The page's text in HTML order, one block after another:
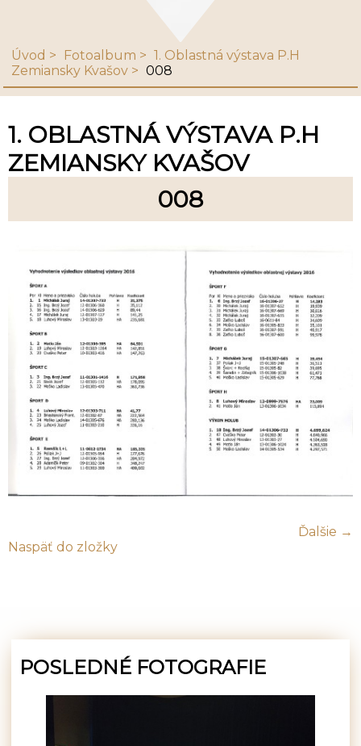
Úvod Fotoalbum
1. Oblastná výstava P.H
Zemiansky Kvašov
008
1. OBLASTNÁ VÝSTAVA P.H
ZEMIANSKY KVAŠOV
008
Ďalšie →
Naspäť do zložky
POSLEDNÉ FOTOGRAFIE